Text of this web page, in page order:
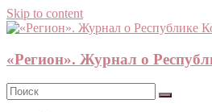
Skip to content
«Регион». Журнал о